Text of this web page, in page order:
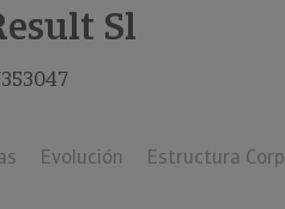
Sl
Evolución Estructura